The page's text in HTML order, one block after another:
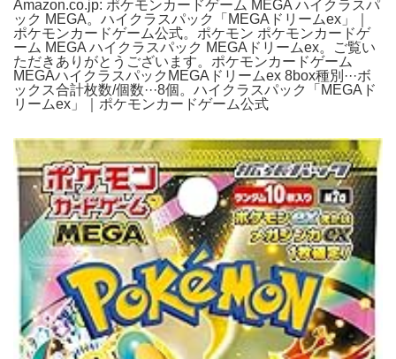
Amazon.co.jp: ポケモンカードゲーム MEGA ハイクラスパ
ック MEGA。ハイクラスパック「MEGAドリームex」｜
ポケモンカードゲーム公式。ポケモン ポケモンカードゲ
ーム MEGA ハイクラスパック MEGAドリームex。ご覧い
ただきありがとうございます。ポケモンカードゲーム
MEGAハイクラスパックMEGAドリームex 8box種別···ボ
ックス合計枚数/個数···8個。ハイクラスパック「MEGAド
リームex」｜ポケモンカードゲーム公式